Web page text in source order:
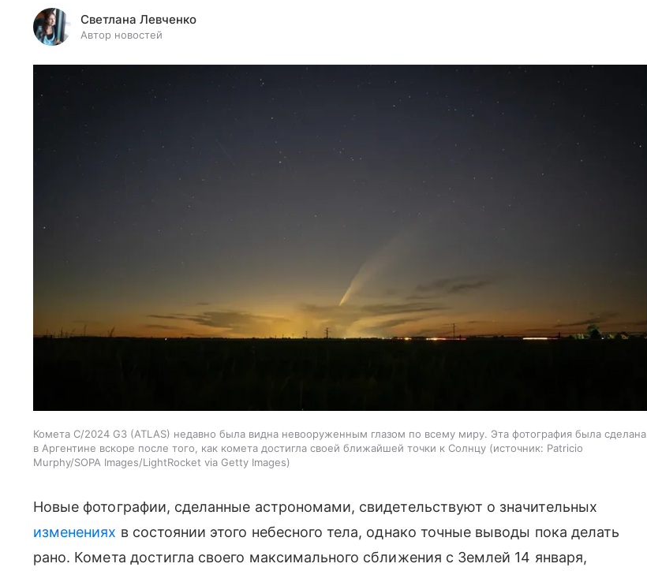
Светлана Левченко
Автор новостей
Комета C/2024 G3 (ATLAS) недавно была видна невооруженным глазом по всему миру. Эта фотография была сделана
в Аргентине вскоре после того, как комета достигла своей ближайшей точки к Солнцу
источник: Patricio
Murphy/SOPA Images/LightRocket via Getty Images
Новые фотографии, сделанные астрономами, свидетельствуют о значительных
изменениях в состоянии этого небесного тела, однако точные выводы пока делать
рано. Комета достигла своего максимального сближения с Землей 14 января,